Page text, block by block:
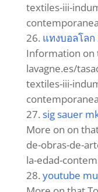
textiles-iii-
แทงบอลโลก
Information on
lavagne.es/
textiles-iii-
sig sauer
More on on
de-obras-de-
la-edad-
youtube